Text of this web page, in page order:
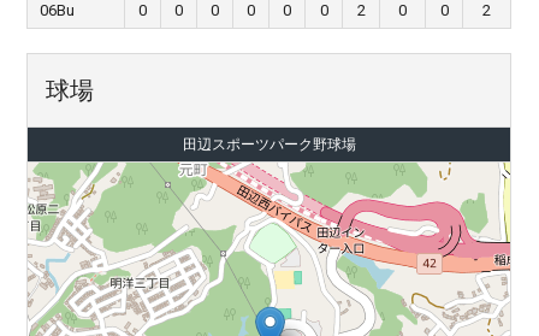
06Bu
0 0 0 0 0 0 2 0 0 2
球場
田辺スポーツパーク野球場